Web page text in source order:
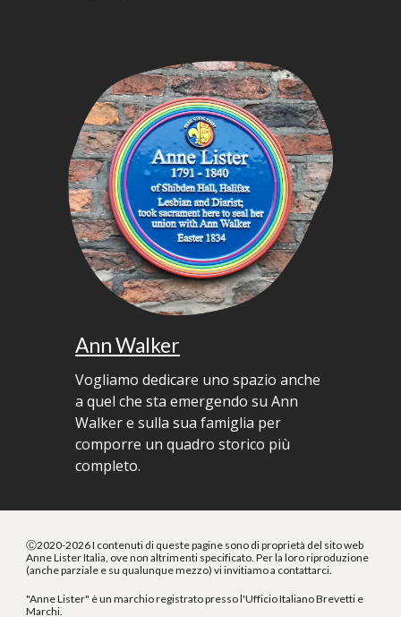
Ann Walker
Vogliamo dedicare uno spazio anche
a quel che sta emergendo su Ann
Walker e sulla sua famiglia per
comporre un quadro storico più
completo.
Ⓒ2020-2026 I contenuti di queste pagine sono di proprietà del sito web
Anne Lister Italia, ove non altrimenti specificato. Per la loro riproduzione
(anche parziale e su qualunque mezzo) vi invitiamo a contattarci.
"Anne Lister" è un marchio registrato presso l'Ufficio Italiano Brevetti e
Marchi.